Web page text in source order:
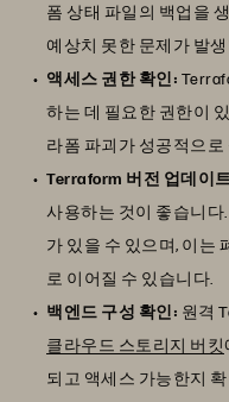
폼 상태 파일의 백업을
예상치 못한 문제가 발
액세스 권한 확인:
하는 데 필요한 권한이
라폼 파괴가 성공적으
Terraform 버전 업데이
사용하는 것이 좋습니다
가 있을 수 있으며, 이는
로 이어질 수 있습니다.
백엔드 구성 확인: 원격
클라우드 스토리지 버킷
되고 액세스 가능한지